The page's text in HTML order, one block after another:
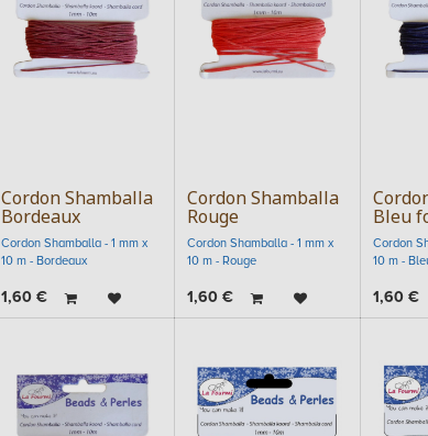
Cordon Shamballa
Bordeaux
Cordon Shamballa - 1 mm x
10 m - Bordeaux
1,60€
Cordon Shamballa
Rouge
Cordon Shamballa - 1 mm x
10 m - Rouge
1,60€
Bleu
Cordon
10 m -
1,60€